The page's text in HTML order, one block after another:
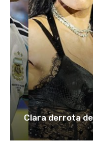
Clara derrota